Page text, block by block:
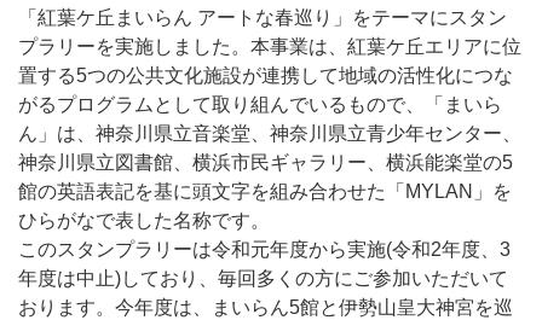
「紅葉ケ丘まいらん アートな春巡り」をテーマにスタン
プラリーを実施しました。本事業は、紅葉ケ丘エリアに位
置する5つの公共文化施設が連携して地域の活性化につな
がるプログラムとして取り組んでいるもので、「まいら
ん」は、神奈川県立音楽堂、神奈川県立青少年センター、
神奈川県立図書館、横浜市民ギャラリー、横浜能楽堂の5
館の英語表記を基に頭文字を組み合わせた「MYLAN」を
ひらがなで表した名称です。
このスタンプラリーは令和元年度から実施(令和2年度、3
年度は中止)しており、毎回多くの方にご参加いただいて
おります。今年度は、まいらん5館と伊勢山皇大神宮を巡